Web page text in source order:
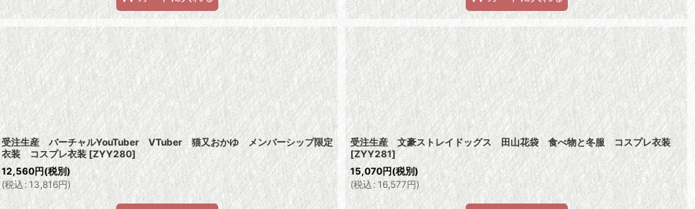
受注生産 バーチャルYouTuber VTuber 猫又おかゆ メンバーシップ限定
衣装 コスプレ衣装 [ZYY280]
12,560円(税別)
(税込 : 13,816円)
受注生産 文豪ストレイドッグス 田山花袋 食べ物と冬服 コスプレ衣装
[ZYY281]
15,070円(税別)
(税込: 16,577円)